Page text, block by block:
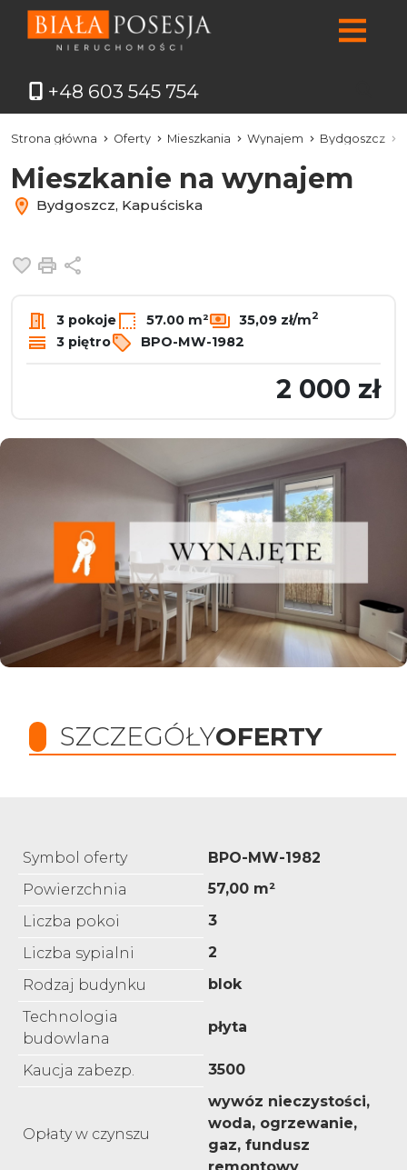
+48 603 545 754
Strona główna Oferty Mieszkania Wynajem Bydgoszcz
Mieszkanie na wynajem
Bydgoszcz, Kapuściska
Dodaj do ulubionych
Drukuj
3 pokoje 57.00 m² 35,09 zł/m2
3 piętro BPO-MW-1982
2 000 zł
SZCZEGÓŁYOFERTY
Symbol oferty
BPO-MW-1982
Powierzchnia
57,00 m²
Liczba pokoi
3
Liczba sypialni
2
Rodzaj budynku
blok
Technologia
budowlana
płyta
Kaucja zabezp. 3500
Opłaty w czynszu
wywóz nieczystości,
woda, ogrzewanie,
gaz, fundusz